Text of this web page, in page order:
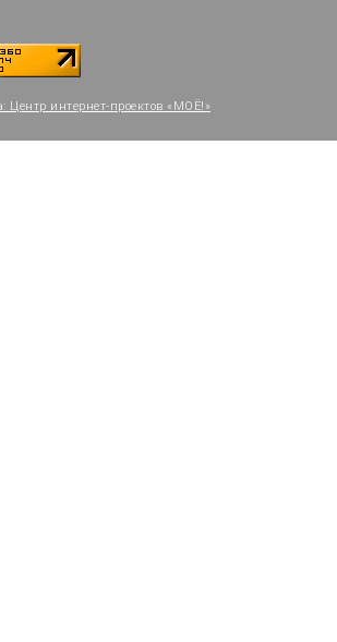
Центр интернет-проектов «МОЁ!»